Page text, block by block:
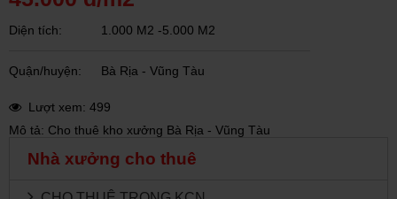
Diện tích: 1.000 M2 -5.000 M2
Quận/huyện: Bà Rịa - Vũng Tàu
Lượt xem: 499
Mô tả: Cho thuê kho xưởng Bà Rịa - Vũng Tàu
Nhà xưởng cho thuê